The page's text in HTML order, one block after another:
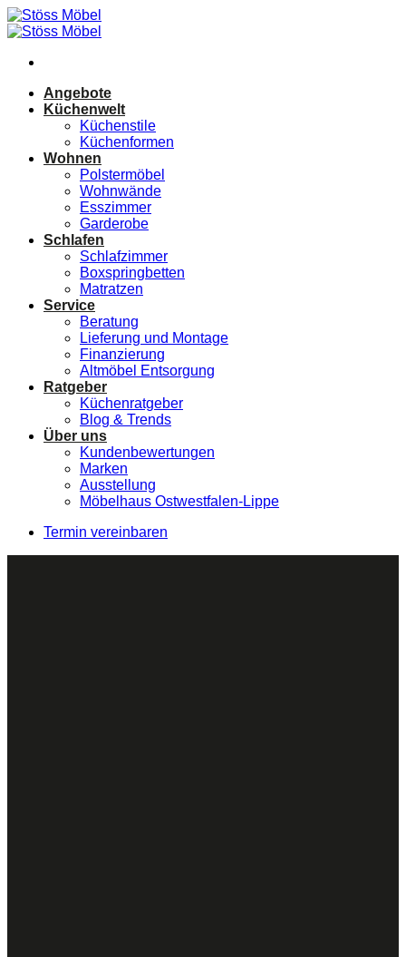
Zum
Inhalt
Angebote
Küchenwelt
Küchenstile
Küchenformen
Wohnen
Polstermöbel
Wohnwände
Esszimmer
Garderobe
Schlafen
Schlafzimmer
Boxspringbetten
Matratzen
Service
Beratung
Lieferung und Montage
Finanzierung
Altmöbel Entsorgung
Ratgeber
Küchenratgeber
Blog & Trends
Über uns
Kundenbewertungen
Marken
Ausstellung
Möbelhaus Ostwestfalen-Lippe
Termin vereinbaren